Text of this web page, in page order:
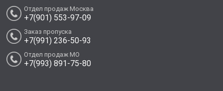
Отдел продаж Москва
+7(901) 553-97-09
Заказ пропуска
+7(991) 236-50-93
Отдел продаж МО
+7(993) 891-75-80